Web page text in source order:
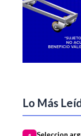
Lo Más
Seleccion